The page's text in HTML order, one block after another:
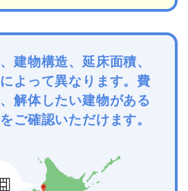
建物構造、延床面積、
よって異なります。費
解体したい建物がある
ご確認いただけます。